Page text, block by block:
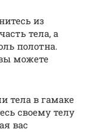
из
тела, а
полотна.
можете
тела в гамаке
своему телу
вас